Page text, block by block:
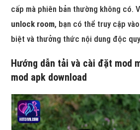
cấp mà phiên bản thường không có.
unlock room, bạn có thể truy cập
biệt và thưởng thức nội dung độc
Hướng dẫn tải và cài đặt mod
mod apk download